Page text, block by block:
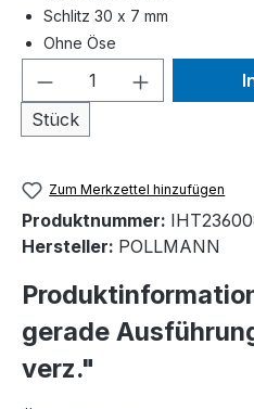
Schlitz 30 x 7 mm
Ohne Öse
Produkt Anzahl:
Stück
Zum Merkzettel hinzufügen
Produktnummer:
Hersteller: POLLMANN
gerade
verz."